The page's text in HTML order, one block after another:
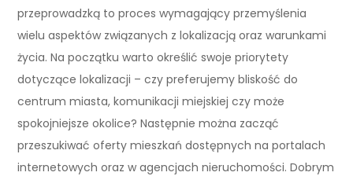
przeprowadzką to proces wymagający przemyślenia
wielu aspektów związanych z lokalizacją oraz warunkami
życia. Na początku warto określić swoje priorytety
dotyczące lokalizacji – czy preferujemy bliskość do
centrum miasta, komunikacji miejskiej czy może
spokojniejsze okolice? Następnie można zacząć
przeszukiwać oferty mieszkań dostępnych na portalach
internetowych oraz w agencjach nieruchomości. Dobrym